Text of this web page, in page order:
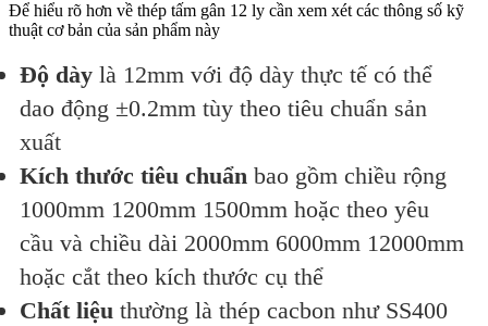
Để hiểu rõ hơn về thép tấm gân 12 ly cần xem xét các thông số kỹ
thuật cơ bản của sản phẩm này
Độ dày là 12mm với độ dày thực tế có thể
dao động ±0.2mm tùy theo tiêu chuẩn sản
xuất
Kích thước tiêu chuẩn bao gồm chiều rộng
1000mm 1200mm 1500mm hoặc theo yêu
cầu và chiều dài 2000mm 6000mm 12000mm
hoặc cắt theo kích thước cụ thể
Chất liệu thường là thép cacbon như SS400